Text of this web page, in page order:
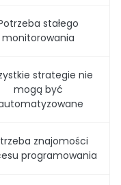
stałego
monitorowania
strategie nie
mogą być
znajomości
programowania